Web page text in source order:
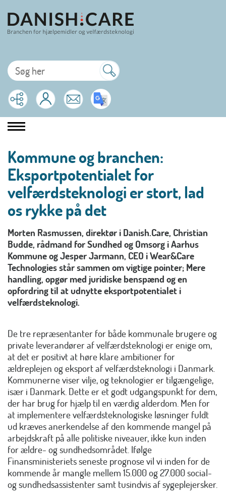
Kommune og branchen:
Eksportpotentialet for
velfærdsteknologi er stort, lad
os rykke på det
Morten Rasmussen, direktør i Danish.Care, Christian
Budde, rådmand for Sundhed og Omsorg i Aarhus
Kommune og Jesper Jarmann, CEO i Wear&Care
Technologies står sammen om vigtige pointer; Mere
handling, opgør med juridiske benspænd og en
opfordring til at udnytte eksportpotentialet i
velfærdsteknologi.
De tre repræsentanter for både kommunale brugere og
private leverandører af velfærdsteknologi er enige om,
at det er positivt at høre klare ambitioner for
ældreplejen og eksport af velfærdsteknologi i Danmark.
Kommunerne viser vilje, og teknologier er tilgængelige,
især i Danmark. Dette er et godt udgangspunkt for dem,
der har brug for hjælp til en værdig alderdom. Men for
at implementere velfærdsteknologiske løsninger fuldt
ud kræves anerkendelse af den kommende mangel på
arbejdskraft på alle politiske niveauer, ikke kun inden
for ældre- og sundhedsområdet. Ifølge
Finansministeriets seneste prognose vil vi inden for de
kommende år mangle mellem 15.000 og 27.000 social-
og sundhedsassistenter samt tusindvis af sygeplejersker.